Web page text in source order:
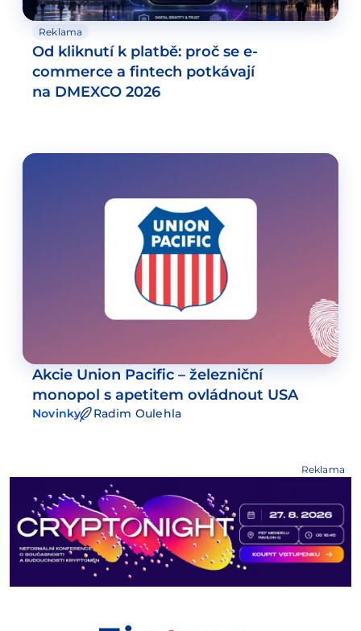
Reklama
Od kliknutí k platbě: proč se e-
commerce a fintech potkávají
na DMEXCO 2026
Akcie Union Pacific – železniční
monopol s apetitem ovládnout USA
Novinky Radim Oulehla
Reklama